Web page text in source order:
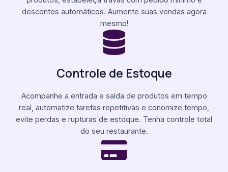
descontos automáticos. Aumente suas vendas agora
mesmo!
Controle de Estoque
Acompanhe a entrada e saída de produtos em tempo
real, automatize tarefas repetitivas e conomize tempo,
evite perdas e rupturas de estoque. Tenha controle total
do seu restaurante.